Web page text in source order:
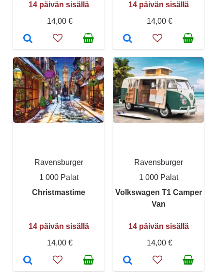
14 päivän sisällä
14,00 €
14 päivän sisällä
14,00 €
Ravensburger
1 000 Palat
Christmastime
14 päivän sisällä
14,00 €
Ravensburger
1 000 Palat
Volkswagen T1 Camper
Van
14 päivän sisällä
14,00 €